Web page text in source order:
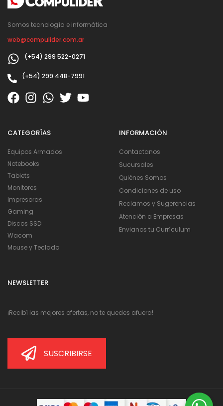
Somos tecnología e informática
web@compulider.com.ar
(+54) 299 522-0271
(+54) 299 448-7991
CATEGORÍAS
Equipos Armados
Notebooks
Tablets
Monitores
Impresoras
Gaming
Discos SSD
Wacom
Mouse y Teclado
INFORMACIÓN
Contactanos
Sucursales
Quiénes Somos
Condiciones de uso
Reclamos y Sugerencias
Atención a Empresas
Envianos tu Currículum
NEWSLETTER
¡Recibí las mejores ofertas, no te quedes afuera!
SUSCRIBIRSE